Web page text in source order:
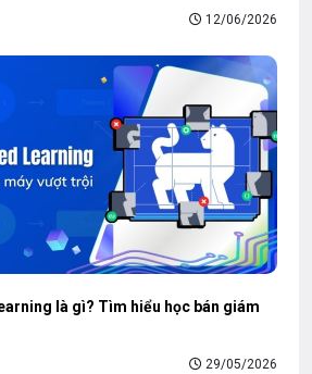
12/06/2026
là gì? Tìm hiểu học bán giám
29/05/2026